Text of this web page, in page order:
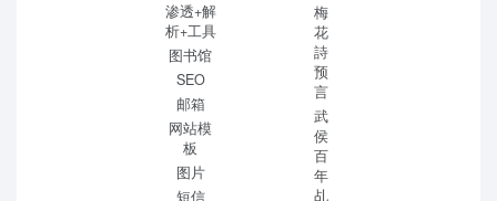
渗透+解
析+工具
图书馆
SEO
邮箱
网站模
板
图片
短信
梅
花
詩
预
言
武
侯
百
年
乩